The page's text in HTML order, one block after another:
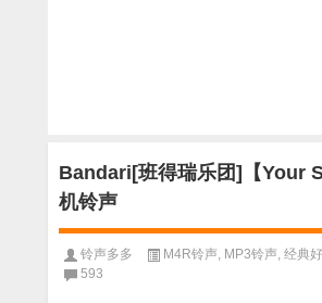
Bandari[班得瑞乐团]【Your
机铃声
铃声多多 M4R铃声 MP3铃声 经典
593